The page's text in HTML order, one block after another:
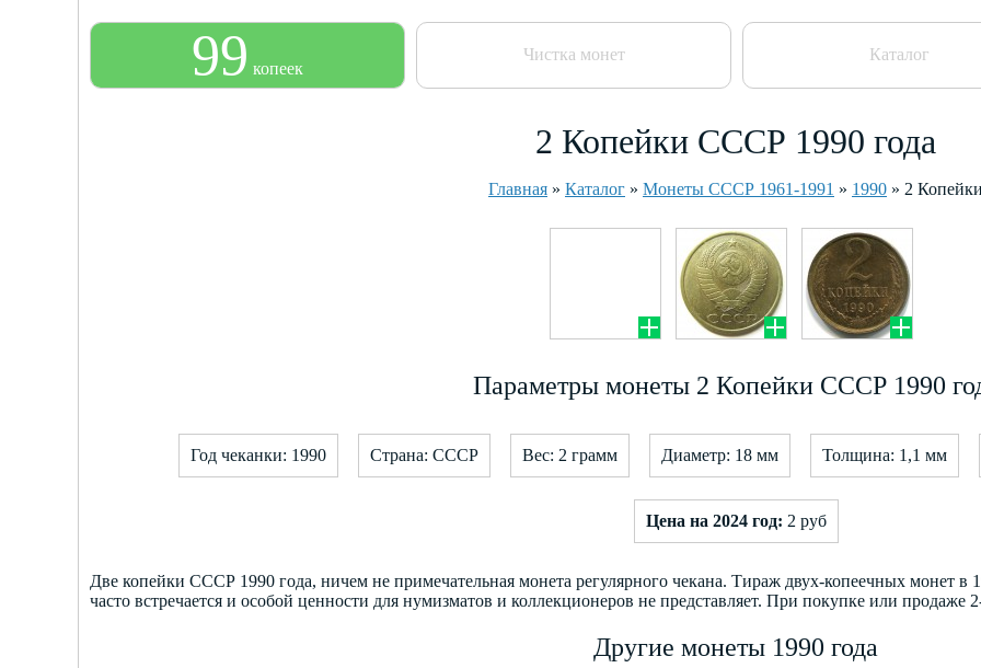
99 копеек
Чистка монет Каталог
2 Копейки СССР 1990 года
Главная » Каталог » Монеты СССР 1961-1991 » 1990 » 2 Копейки
Параметры монеты 2 Копейки СССР 1990
Год чеканки: 1990 Страна: СССР Вес: 2 грамм Диаметр: 18 мм Толщина: 1,1 мм
Цена на 2024 год: 2 руб
Две копейки СССР 1990 года, ничем не примечательная монета регулярного чекана. Тираж двух-копеечных монет в
часто встречается и особой ценности для нумизматов и коллекционеров не представляет. При покупке или продаже
Другие монеты 1990 года